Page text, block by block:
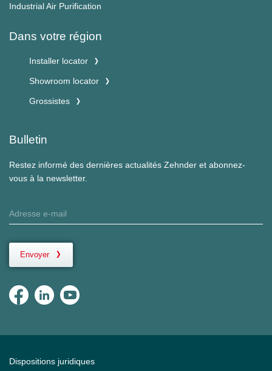
Industrial Air Purification
Dans votre région
Installer locator
Showroom locator
Grossistes
Bulletin
Restez informé des dernières actualités Zehnder et abonnez-
vous à la newsletter.
Envoyer
Dispositions juridiques